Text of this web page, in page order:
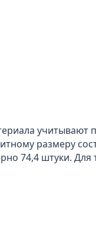
размеру
74,4 штуки. Для